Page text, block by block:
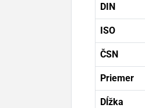
DIN
ISO
ČSN
Priemer
Dĺžka